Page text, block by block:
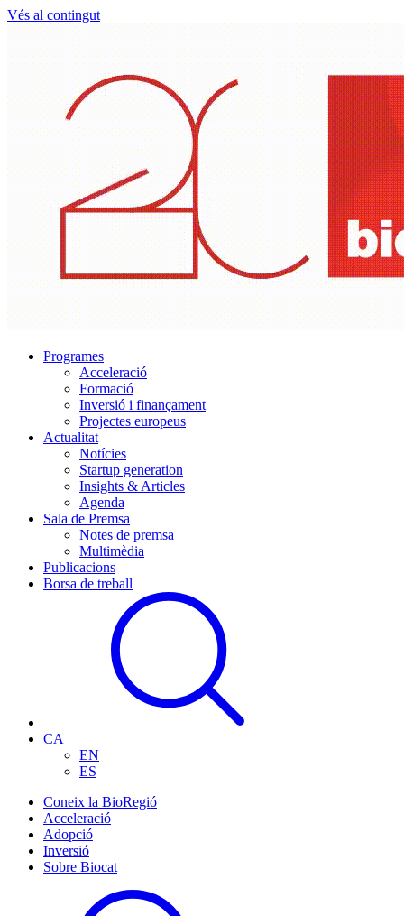
Vés al contingut
Programes
Acceleració
Formació
Inversió i finançament
Projectes europeus
Actualitat
Notícies
Startup generation
Insights & Articles
Agenda
Sala de Premsa
Notes de premsa
Multimèdia
Publicacions
Borsa de treball
CA
EN
ES
Coneix la BioRegió
Acceleració
Adopció
Inversió
Sobre Biocat